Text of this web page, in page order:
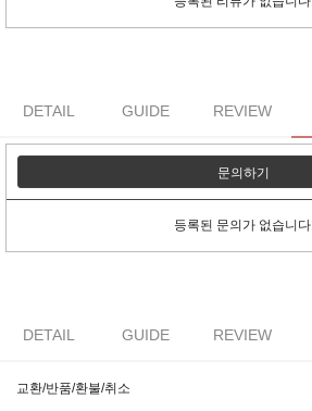
DETAIL GUIDE REVIEW
문의하기
등록된 문의가 없습니다.
DETAIL GUIDE REVIEW
교환/반품/환불/취소